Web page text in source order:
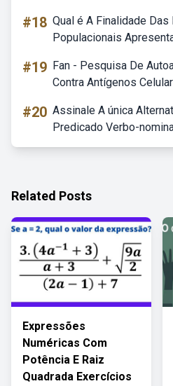
#18 Qual é A Finalidade
Populacionais
#19 Fan - Pesquisa De
Contra Antígenos
#20 Assinale A única
Predicado Verbo-
Related Posts
Expressões
Numéricas Com
Potência E Raiz
Quadrada Exercícios